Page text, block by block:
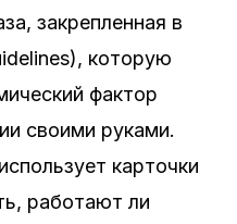
закрепленная в
которую
фактор
своими руками.
карточки
работают ли